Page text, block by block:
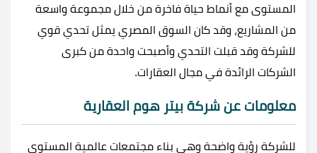
المستوى مع أنماط حياة فاخرة من خلال مجموعة واسعة
من المشاريع، وقد كان السوق المصري يمثل تحدي قوي
للشركة وقد قبلت التحدي وأصبحت واحدة من كبرى
الشركات الرائدة في مجال العقارات.
معلومات عن شركة بيتر هوم العقارية
للشركة رؤية واضحة وهي بناء مجتمعات عالمية المستوى